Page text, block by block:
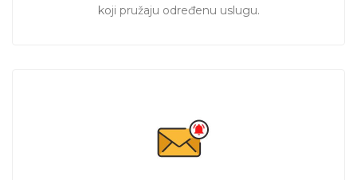
koji pružaju određenu uslugu.